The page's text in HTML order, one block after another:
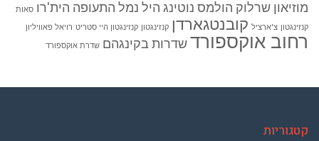
מוזיאון שרלוק הולמס נוטינג היל נמל התעופה הית'רו סאות
קנזינגטון צ'ארציל קובנטגארדן קנזינגטון קנזינגטון היי סטריט רויאל פאוויליון
רחוב אוקספורד שדרות בקינגהם שדרת אוקספורד
קטגוריות